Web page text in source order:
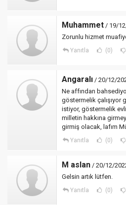
Muhammet / 19/
Zorunlu hizmet
Yanıtla (0)
Angaralı / 20/12/
Ne affından
göstermelik çalışıyor
istiyor, göstermelik
milletin hakkına
girmiş olacak, lafım
Yanıtla (0)
M aslan / 20/12/
Gelsin artık lütfen.
Yanıtla (0)